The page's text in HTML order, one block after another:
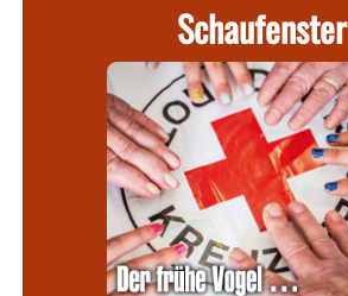
Schaufenster